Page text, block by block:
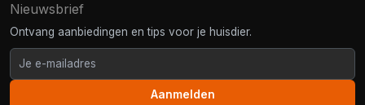
Nieuwsbrief
Ontvang aanbiedingen en tips voor je huisdier.
Aanmelden